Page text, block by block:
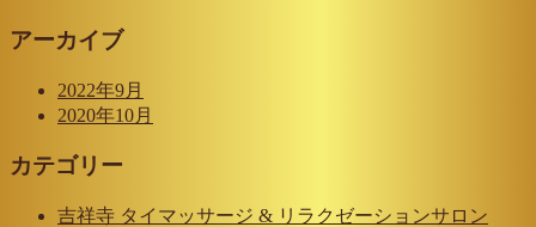
アーカイブ
2022年9月
2020年10月
カテゴリー
吉祥寺 タイマッサージ & リラクゼーションサロン